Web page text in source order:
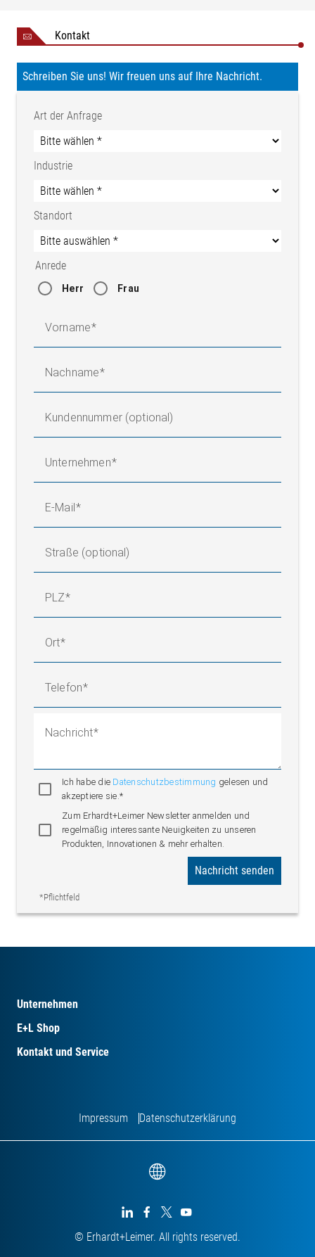
Kontakt
Schreiben Sie uns! Wir freuen uns auf Ihre Nachricht.
Art der Anfrage
Industrie
Standort
Anrede
Herr Frau
Vorname
Nachname
Kundennummer (optional)
Unternehmen
E-Mail
Straße (optional)
PLZ
Ort
Telefon
Nachricht
Ich habe die Datenschutzbestimmung gelesen und
akzeptiere sie.*
Zum Erhardt+Leimer Newsletter anmelden und
regelmäßig interessante Neuigkeiten zu unseren
Produkten, Innovationen & mehr erhalten.
*Pflichtfeld
Nachricht senden
Unternehmen
E+L Shop
Kontakt und Service
© Erhardt+Leimer. All rights reserved.
Impressum Datenschutzerklärung
   